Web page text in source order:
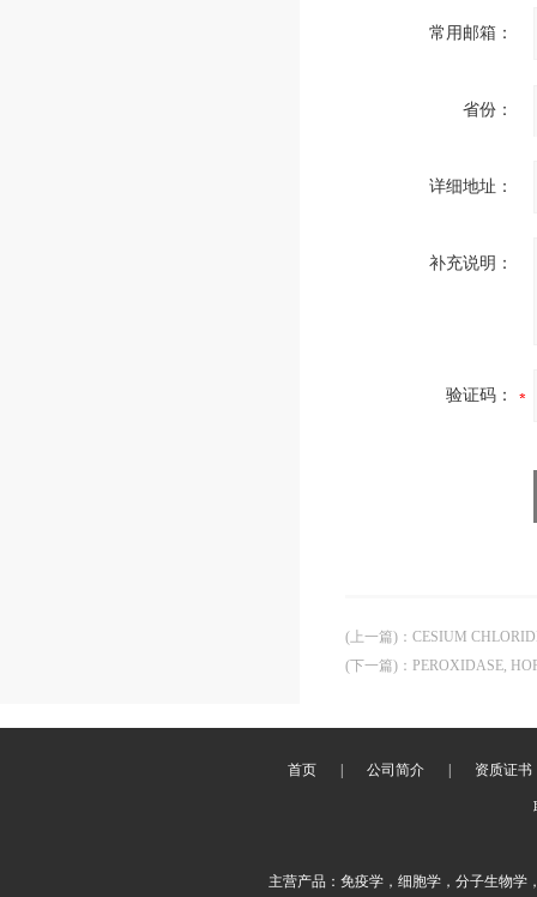
常用邮箱：
省份：
详细地址：
补充说明：
验证码：
(上一篇) ： CESIUM
(下一篇) ： PEROXIDASE,
首页 公司简介 资质证书
主营产品：免疫学，细胞学，分子生物学